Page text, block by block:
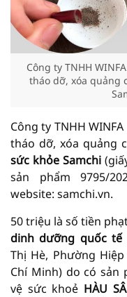
Công ty TNHH
tháo dỡ, xóa quảng
Công ty TNHH
tháo dỡ, xóa quảng
sức khỏe Samchi
sản phẩm 9795/
website: samchi.vn.
50 triệu là số tiền
dinh dưỡng quốc tế
Thị Hè, Phường
Chí Minh) do có sản
vệ sức khoẻ HÀU